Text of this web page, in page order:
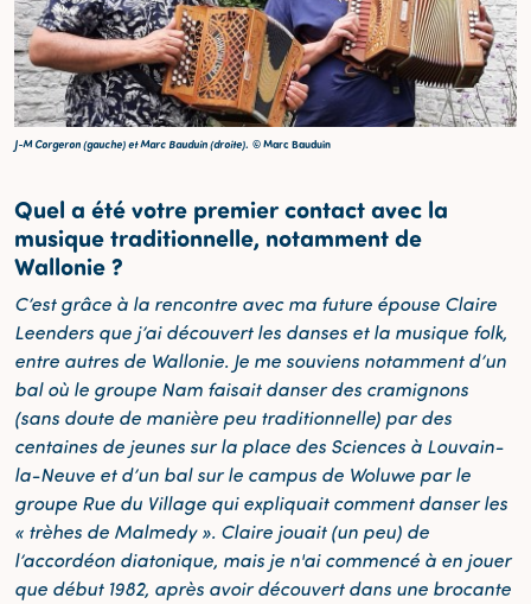
J-M Corgeron (gauche) et Marc Bauduin (droite). © Marc Bauduin
Quel a été votre premier contact avec la
musique traditionnelle, notamment de
Wallonie ?
C’est grâce à la rencontre avec ma future épouse Claire
Leenders que j’ai découvert les danses et la musique folk,
entre autres de Wallonie. Je me souviens notamment d’un
bal où le groupe Nam faisait danser des cramignons
(sans doute de manière peu traditionnelle) par des
centaines de jeunes sur la place des Sciences à Louvain-
la-Neuve et d’un bal sur le campus de Woluwe par le
groupe Rue du Village qui expliquait comment danser les
« trèhes de Malmedy ». Claire jouait (un peu) de
l’accordéon diatonique, mais je n'ai commencé à en jouer
que début 1982, après avoir découvert dans une brocante